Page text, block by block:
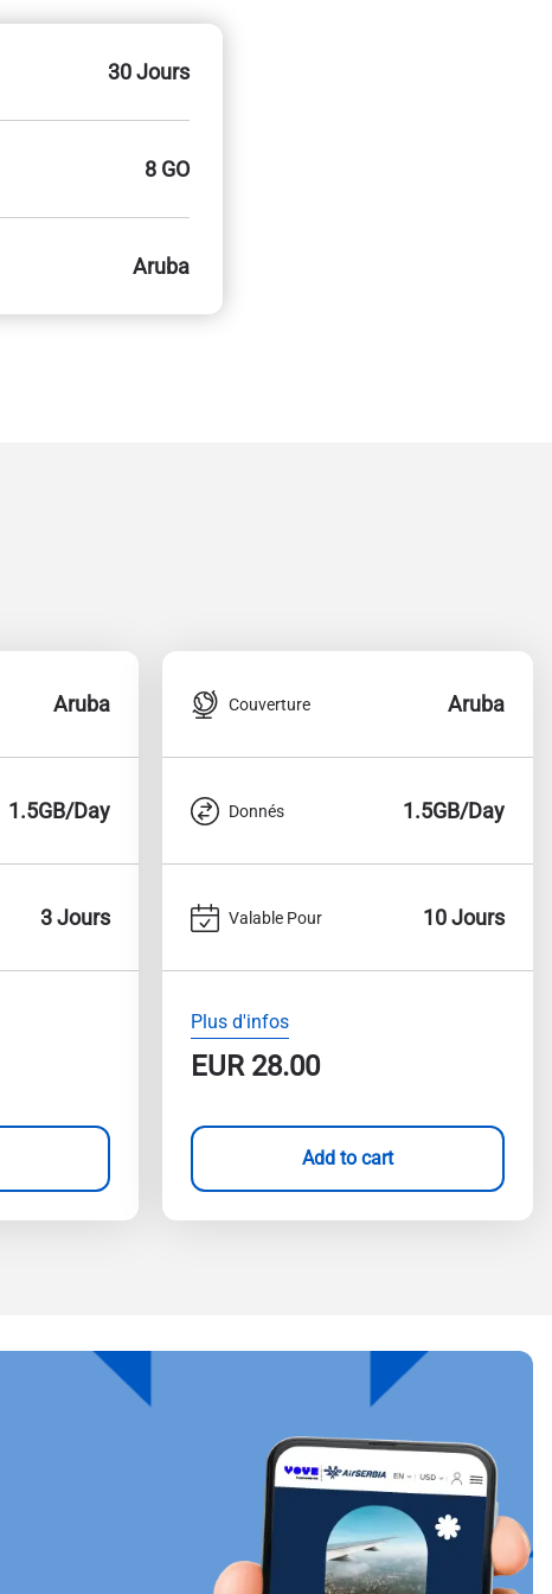
30 Jours
8 GO
Aruba
Aruba
1.5GB/Day
3 Jours
Couverture Aruba
Donnés 1.5GB/Day
Valable Pour 10 Jours
Plus d'infos
EUR28.00
Add to cart